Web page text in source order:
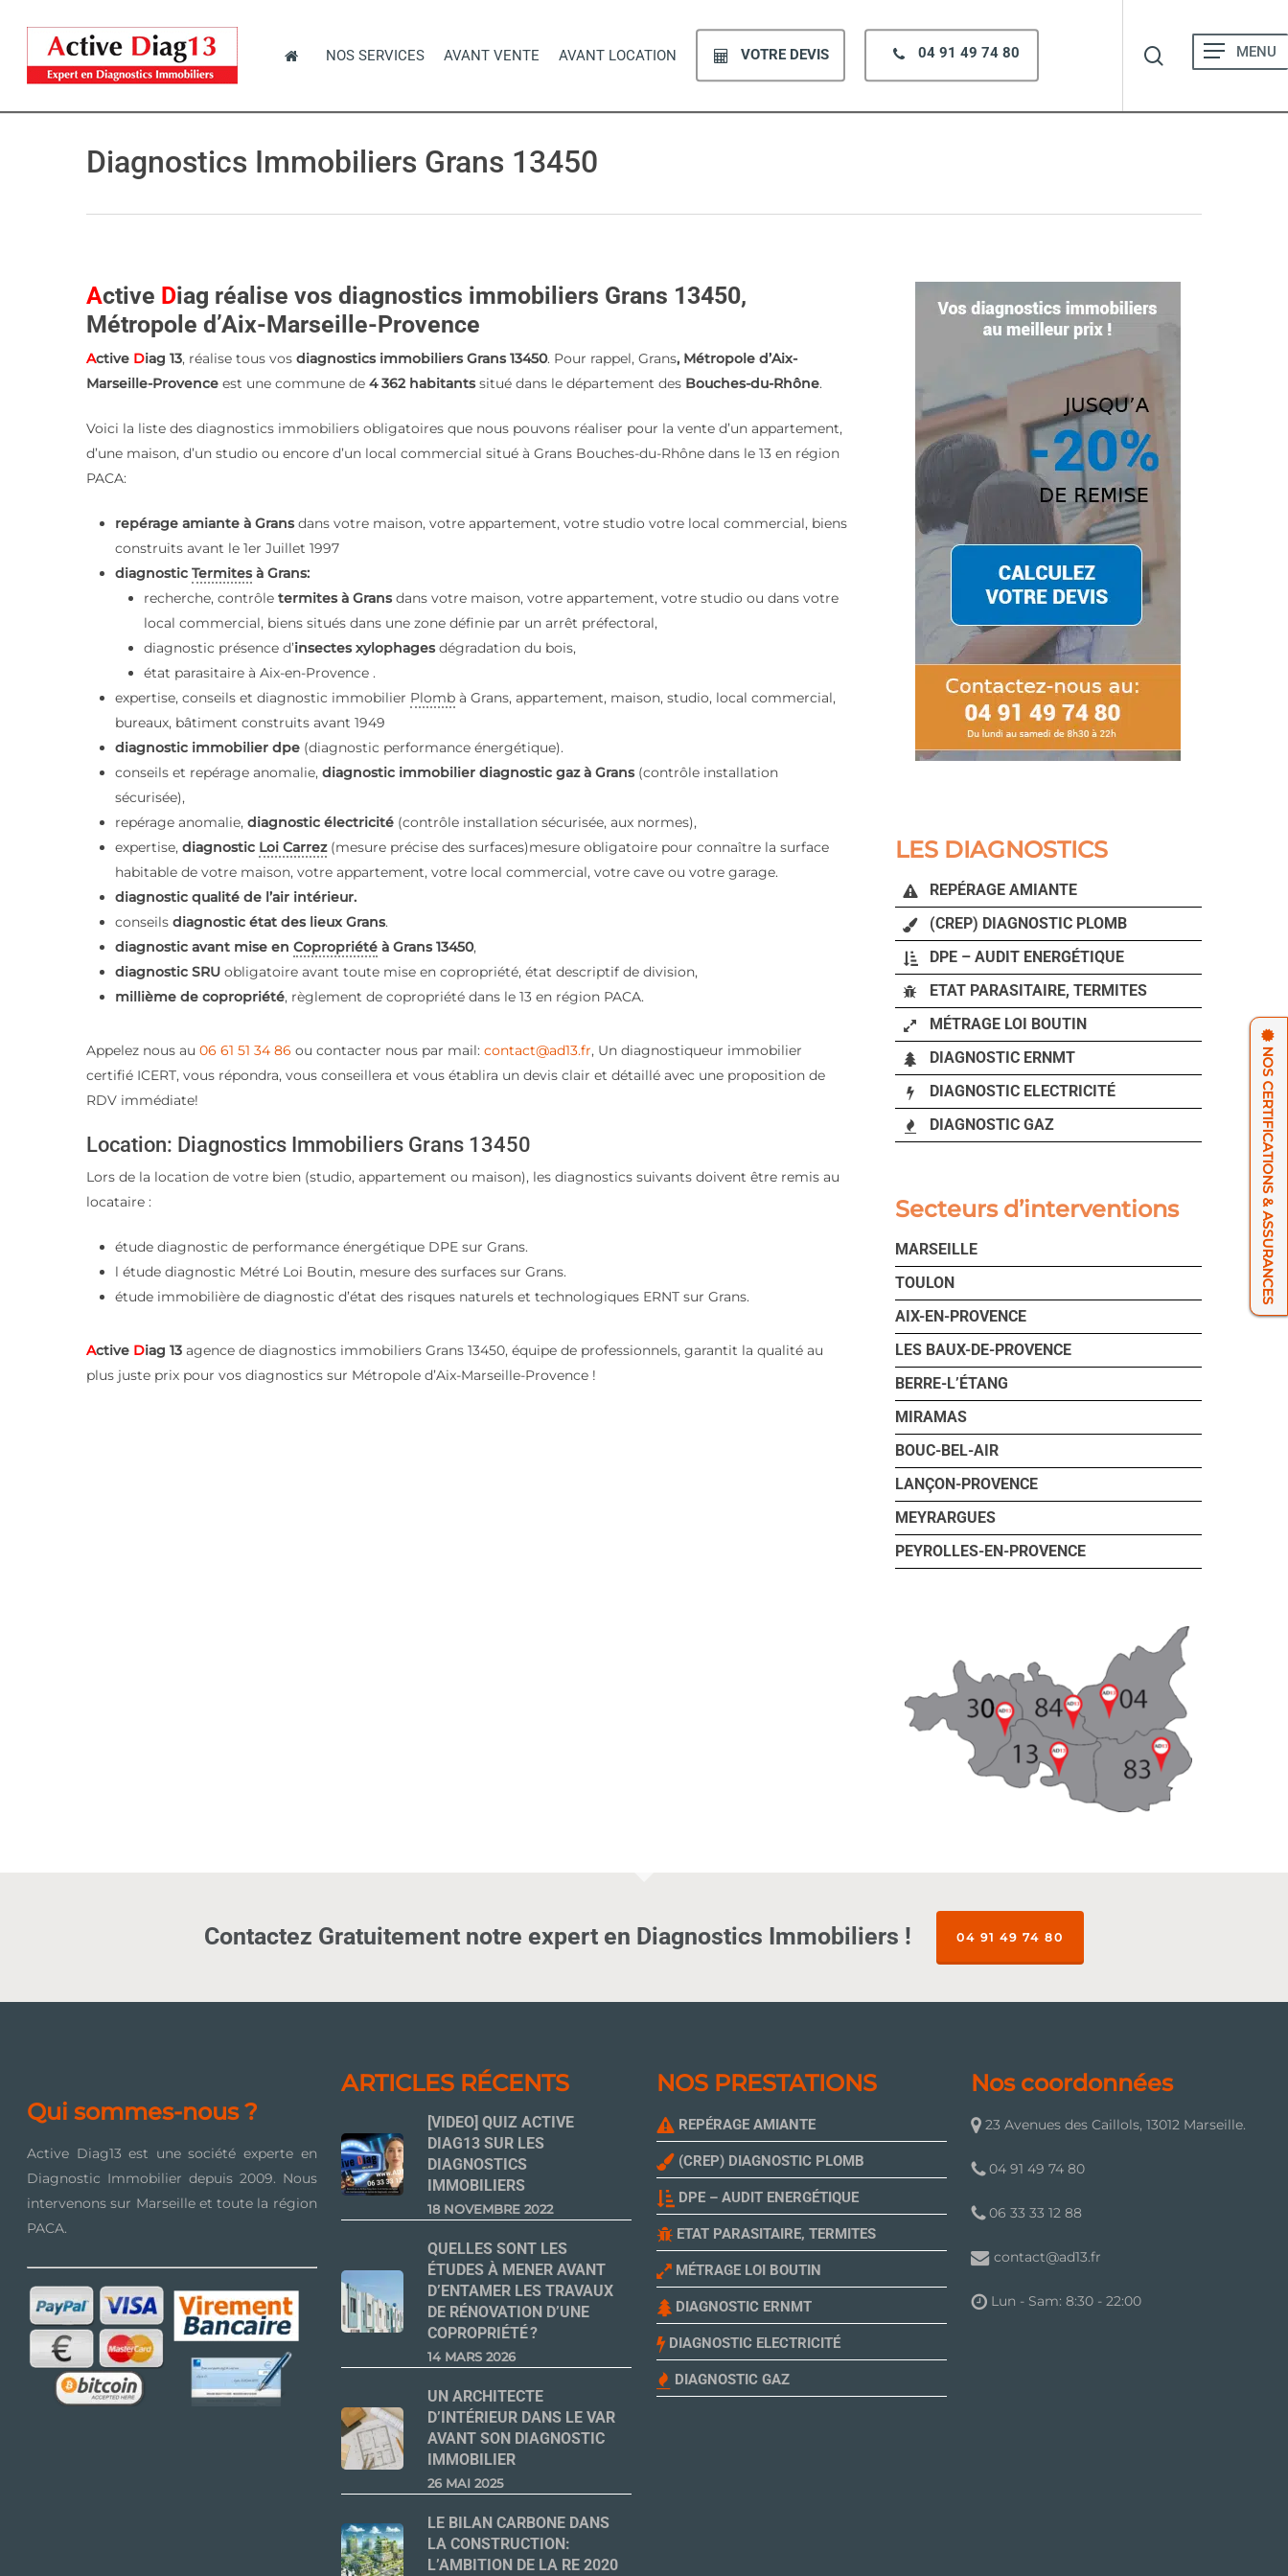
main
content
Hit enter to search or ESC to close
NOS SERVICES AVANT VENTE AVANT LOCATION VOTRE DEVIS 04 91 49 74 80 search
Menu
Diagnostics Immobiliers Grans 13450
Active Diag réalise vos diagnostics immobiliers Grans 13450,
Métropole d’Aix-Marseille-Provence
Active Diag 13, réalise tous vos diagnostics immobiliers Grans 13450. Pour rappel, Grans, Métropole d’Aix-
Marseille-Provence est une commune de 4 362 habitantssitué dans le département des Bouches-du-Rhône.
Voici la liste des diagnostics immobiliers obligatoires que nous pouvons réaliser pour la vente d’un appartement,
d’une maison, d’un studio ou encore d’un local commercial situé à Grans Bouches-du-Rhône dans le 13 en région
PACA:
repérage amiante à Gransdans votre maison, votre appartement, votre studio votre local commercial, biens
construits avant le 1er Juillet 1997
diagnostic Termitesà Grans:
recherche, contrôle termites à Gransdans votre maison, votre appartement, votre studio ou dans votre
local commercial, biens situés dans une zone définie par un arrêt préfectoral,
diagnostic présence d’insectes xylophagesdégradation du bois,
état parasitaire à Aix-en-Provence .
expertise, conseils et diagnostic immobilier Plomb à Grans, appartement, maison, studio, local commercial,
bureaux, bâtiment construits avant 1949
diagnostic immobilier dpe (diagnostic performance énergétique).
conseils et repérage anomalie, diagnostic immobilier diagnostic gaz à Grans (contrôle installation
sécurisée),
repérage anomalie, diagnostic électricité (contrôle installation sécurisée, aux normes),
expertise, diagnostic Loi Carrez (mesure précise des surfaces)mesure obligatoire pour connaître la surface
habitable de votre maison, votre appartement, votre local commercial, votre cave ou votre garage.
diagnostic qualité de l’air intérieur.
conseils diagnostic état des lieux Grans.
diagnostic avant mise en Copropriété à Grans 13450,
diagnostic SRU obligatoire avant toute mise en copropriété, état descriptif de division,
millième de copropriété, règlement de copropriété dans le 13 en région PACA.
Appelez nous au 06 61 51 34 86 ou contacter nous par mail: contact@ad13.fr, Un diagnostiqueur immobilier
certifié ICERT, vous répondra, vous conseillera et vous établira un devis clair et détaillé avec une proposition de
RDV immédiate!
Location: Diagnostics Immobiliers Grans 13450
Lors de la location de votre bien (studio, appartement ou maison), les diagnostics suivants doivent être remis au
locataire :
étude diagnostic de performance énergétique DPE sur Grans.
l étude diagnostic Métré Loi Boutin, mesure des surfaces sur Grans.
étude immobilière de diagnostic d’état des risques naturels et technologiques ERNT sur Grans.
Active Diag 13 agence de diagnostics immobiliers Grans 13450, équipe de professionnels, garantit la qualité au
plus juste prix pour vos diagnostics sur Métropole d’Aix-Marseille-Provence !
LES DIAGNOSTICS
REPÉRAGE AMIANTE
(CREP) DIAGNOSTIC PLOMB
DPE – AUDIT ENERGÉTIQUE
ETAT PARASITAIRE, TERMITES
MÉTRAGE LOI BOUTIN
DIAGNOSTIC ERNMT
DIAGNOSTIC ELECTRICITÉ
DIAGNOSTIC GAZ
NOS CERTIFICATIONS & ASSURANCES
Secteurs d’interventions
MARSEILLE
TOULON
AIX-EN-PROVENCE
LES BAUX-DE-PROVENCE
BERRE-L’ÉTANG
MIRAMAS
BOUC-BEL-AIR
LANÇON-PROVENCE
MEYRARGUES
PEYROLLES-EN-PROVENCE
Contactez Gratuitement notre expert en Diagnostics Immobiliers ! 04 91 49 74 80
Qui sommes-nous ?
Active Diag13 est une société experte en
Diagnostic Immobilier depuis 2009. Nous
intervenons sur Marseille et toute la région
PACA.
ARTICLES RÉCENTS
[VIDEO] QUIZ ACTIVE
DIAG13 SUR LES
DIAGNOSTICS
IMMOBILIERS
18 NOVEMBRE 2022
QUELLES SONT LES
ÉTUDES À MENER AVANT
D’ENTAMER LES TRAVAUX
DE RÉNOVATION D’UNE
COPROPRIÉTÉ ?
14 MARS 2026
UN ARCHITECTE
D’INTÉRIEUR DANS LE VAR
AVANT SON DIAGNOSTIC
IMMOBILIER
26 MAI 2025
LE BILAN CARBONE DANS
LA CONSTRUCTION:
L’AMBITION DE LA RE 2020
NOS PRESTATIONS
REPÉRAGE AMIANTE
(CREP) DIAGNOSTIC PLOMB
DPE – AUDIT ENERGÉTIQUE
ETAT PARASITAIRE, TERMITES
MÉTRAGE LOI BOUTIN
DIAGNOSTIC ERNMT
DIAGNOSTIC ELECTRICITÉ
DIAGNOSTIC GAZ
Nos coordonnées
23 Avenues des Caillols, 13012 Marseille.
04 91 49 74 80
06 33 33 12 88
contact@ad13.fr
Lun - Sam: 8:30 - 22:00